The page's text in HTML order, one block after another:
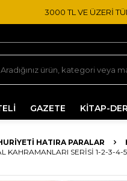
3000 TL VE ÜZERİ
GAZETE KİTAP-
HATIRA PARALAR
KAHRAMANLARI SERISI 1-2-3-4-5